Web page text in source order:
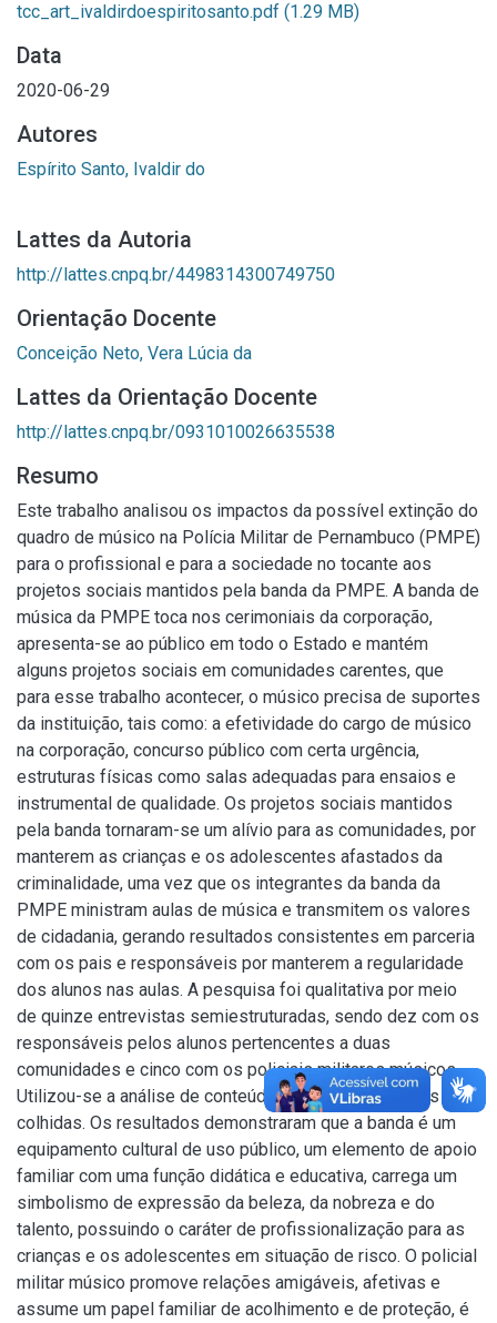
tcc_art_ivaldirdoespiritosanto.pdf (1.29 MB)
Data
2020-06-29
Autores
Espírito Santo, Ivaldir do
Lattes da Autoria
http://lattes.cnpq.br/4498314300749750
Orientação Docente
Conceição Neto, Vera Lúcia da
Lattes da Orientação Docente
http://lattes.cnpq.br/0931010026635538
Resumo
Este trabalho analisou os impactos da possível extinção do
quadro de músico na Polícia Militar de Pernambuco (PMPE)
para o profissional e para a sociedade no tocante aos
projetos sociais mantidos pela banda da PMPE. A banda de
música da PMPE toca nos cerimoniais da corporação,
apresenta-se ao público em todo o Estado e mantém
alguns projetos sociais em comunidades carentes, que
para esse trabalho acontecer, o músico precisa de suportes
da instituição, tais como: a efetividade do cargo de músico
na corporação, concurso público com certa urgência,
estruturas físicas como salas adequadas para ensaios e
instrumental de qualidade. Os projetos sociais mantidos
pela banda tornaram-se um alívio para as comunidades, por
manterem as crianças e os adolescentes afastados da
criminalidade, uma vez que os integrantes da banda da
PMPE ministram aulas de música e transmitem os valores
de cidadania, gerando resultados consistentes em parceria
com os pais e responsáveis por manterem a regularidade
dos alunos nas aulas. A pesquisa foi qualitativa por meio
de quinze entrevistas semiestruturadas, sendo dez com os
responsáveis pelos alunos pertencentes a duas
comunidades e cinco com os policiais militares músicos.
Utilizou-se a análise de conteúdo para as informações
colhidas. Os resultados demonstraram que a banda é um
equipamento cultural de uso público, um elemento de apoio
familiar com uma função didática e educativa, carrega um
simbolismo de expressão da beleza, da nobreza e do
talento, possuindo o caráter de profissionalização para as
crianças e os adolescentes em situação de risco. O policial
militar músico promove relações amigáveis, afetivas e
assume um papel familiar de acolhimento e de proteção, é